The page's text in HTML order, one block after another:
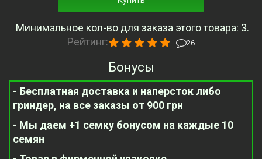
Минимальное кол-во для заказа этого товара: 3.
Рейтинг:
26
Бонусы
- Бесплатная доставка и наперсток либо
гриндер, на все заказы от 900 грн
- Мы даем +1 семку бонусом на каждые 10
семян